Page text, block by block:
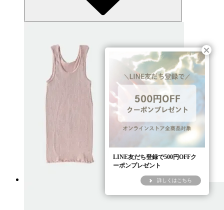
LINE友だち登録で500円OFFク
ーポンプレゼント
詳しくはこちら